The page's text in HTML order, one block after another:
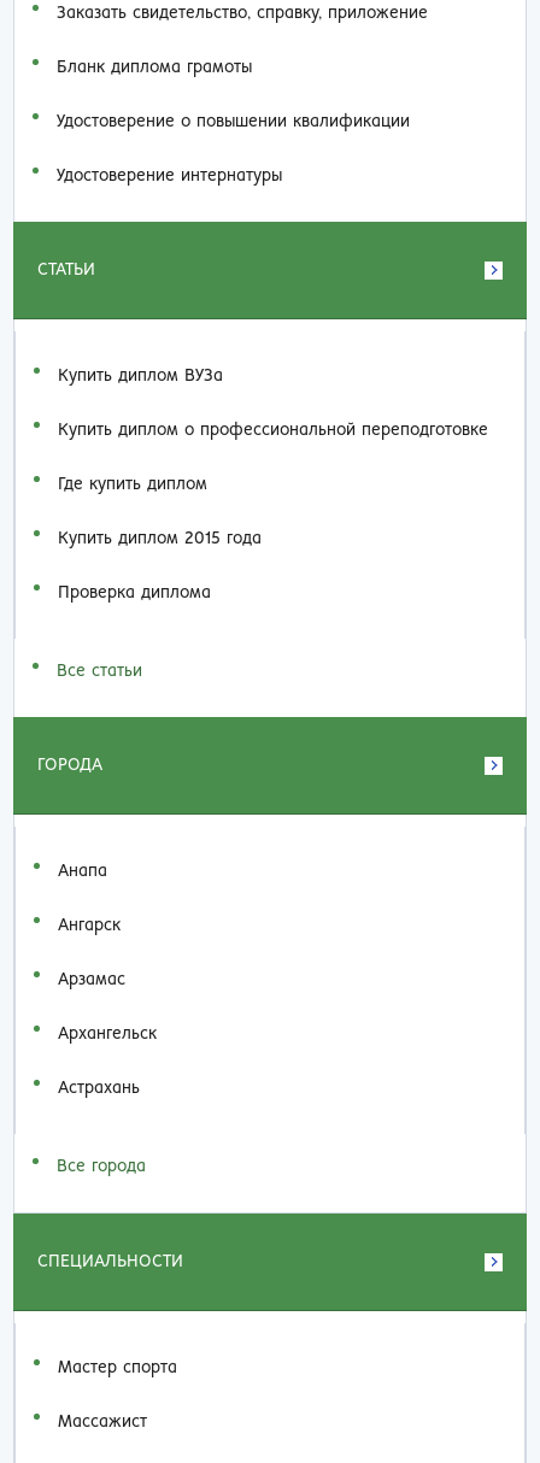
Заказать cвидетельство, справку, приложение
Бланк диплома грамоты
Удостоверение о повышении квалификации
Удостоверение интернатуры
СТАТЬИ
Купить диплом ВУЗа
Купить диплом о профессиональной переподготовке
Где купить диплом
Купить диплом 2015 года
Проверка диплома
Все статьи
ГОРОДА
Анапа
Ангарск
Арзамас
Архангельск
Астрахань
Все города
СПЕЦИАЛЬНОСТИ
Мастер спорта
Массажист